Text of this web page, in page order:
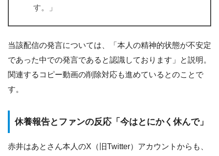
す。」
当該配信の発言については、「本人の精神的状態が不安定
であった中での発言であると認識しております」と説明。
関連するコピー動画の削除対応も進めているとのことで
す。
休養報告とファンの反応「今はとにかく休んで」
赤井はあとさん本人のX（旧Twitter）アカウントからも、